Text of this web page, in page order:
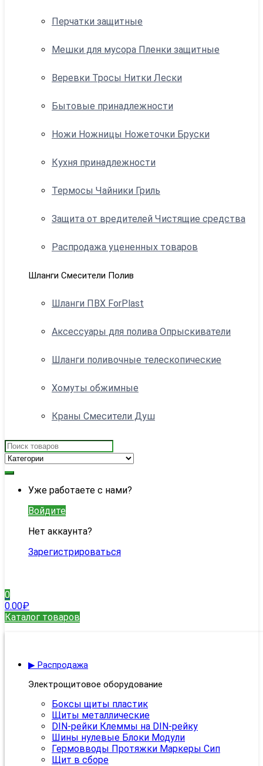
Перчатки защитные
Мешки для мусора Пленки защитные
Веревки Тросы Нитки Лески
Бытовые принадлежности
Ножи Ножницы Ножеточки Бруски
Кухня принадлежности
Термосы Чайники Гриль
Защита от вредителей Чистящие средства
Распродажа уцененных товаров
Шланги Смесители Полив
Шланги ПВХ ForPlast
Аксессуары для полива Опрыскиватели
Шланги поливочные телескопические
Хомуты обжимные
Краны Смесители Душ
Search
for:
Уже работаете с нами?
Войдите
Нет аккаунта?
Зарегистрироваться
0
0.00₽
Каталог товаров
▶ Распродажа
Электрощитовое оборудование
Боксы щиты пластик
Щиты металлические
DIN-рейки Клеммы на DIN-рейку
Шины нулевые Блоки Модули
Гермовводы Протяжки Маркеры Сип
Щит в сборе